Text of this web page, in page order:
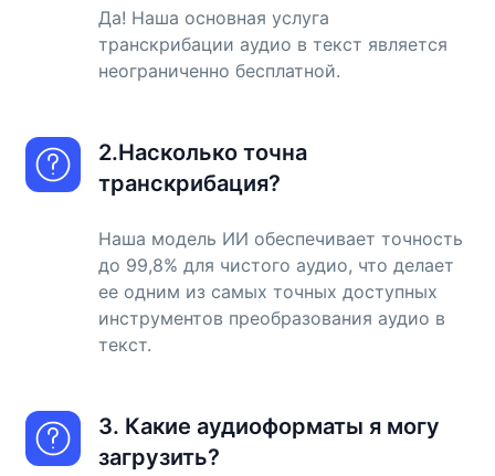
Да! Наша основная услуга
транскрибации аудио в текст является
неограниченно бесплатной.
2.Насколько точна
транскрибация?
Наша модель ИИ обеспечивает точность
до 99,8% для чистого аудио, что делает
ее одним из самых точных доступных
инструментов преобразования аудио в
текст.
3. Какие аудиоформаты я могу
загрузить?